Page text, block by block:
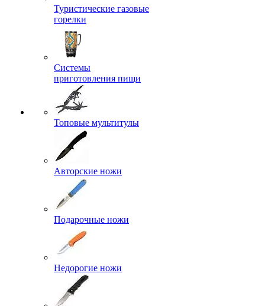
Туристические газовые
горелки
Системы
приготовления пищи
Топовые мультитулы
Авторские ножи
Подарочные ножи
Недорогие ножи